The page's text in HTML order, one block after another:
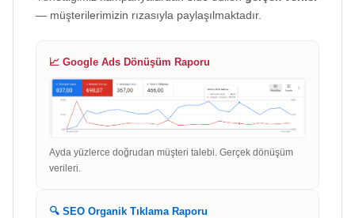
— müşterilerimizin rızasıyla paylaşılmaktadır.
📈 Google Ads Dönüşüm Raporu
Ayda yüzlerce doğrudan müşteri talebi. Gerçek dönüşüm
verileri.
🔍 SEO Organik Tıklama Raporu